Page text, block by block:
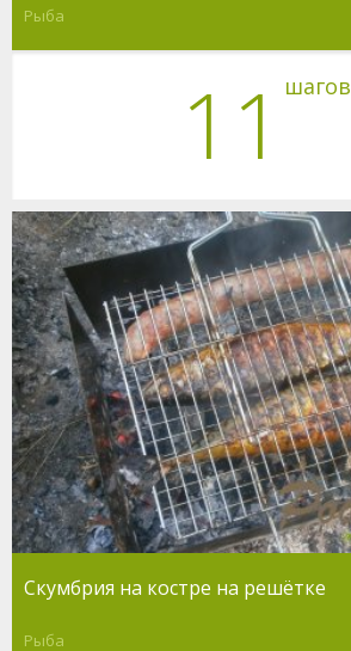
Рыба
11 шагов
Скумбрия на костре на решётке
Рыба